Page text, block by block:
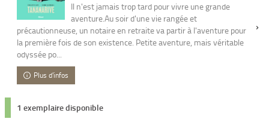
Il n'est jamais trop tard pour vivre une grande
aventure.Au soir d'une vie rangée et
précautionneuse, un notaire en retraite va partir à l'aventure pour
la première fois de son existence. Petite aventure, mais véritable
odyssée po...
Plus d'infos
1 exemplaire disponible